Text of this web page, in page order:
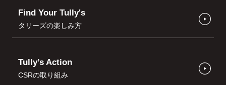
Find Your Tully's
タリーズの楽しみ方
Tully’s Action
CSRの取り組み